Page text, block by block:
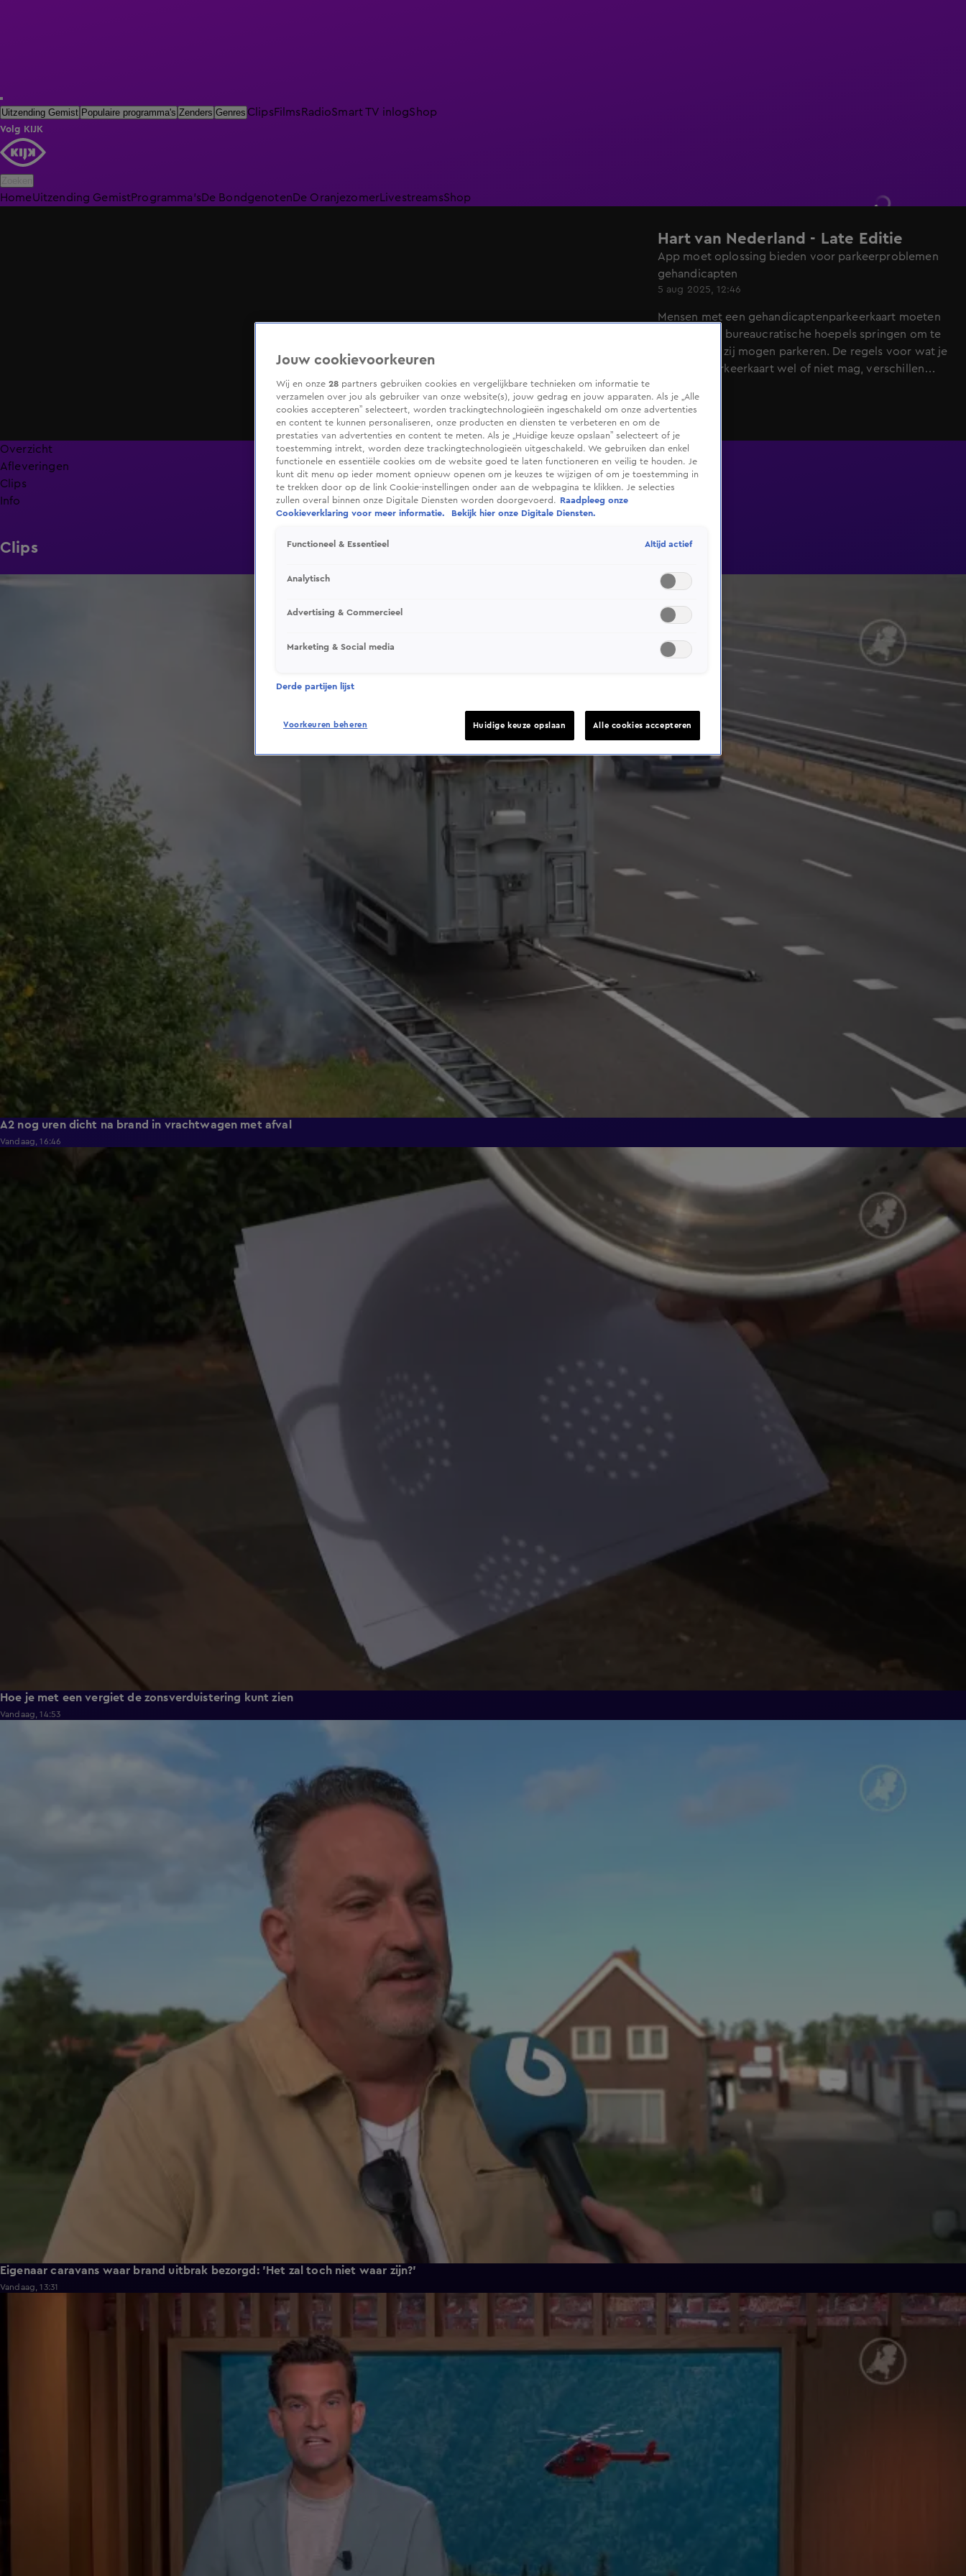
Uitzending Gemist Populaire programma's Zenders Genres ClipsFilmsRadioSmart TV inlogShop
Volg KIJK
HomeUitzending GemistProgramma'sDe BondgenotenDe Oranjezomer LivestreamsShop
Hart van Nederland - Late Editie
App moet oplossing bieden voor parkeerproblemen
gehandicapten
5 aug 2025, 12:46
Mensen met een gehandicaptenparkeerkaart moeten
door tal van bureaucratische hoepels springen om te
weten waar zij mogen parkeren. De regels voor wat je
met zo'n parkeerkaart wel of niet mag, verschillen
parkeerkaart: "Het is een regelrechte jungle."
Overzicht
Afleveringen
Clips
Info
Clips
0:41
A2 nog uren dicht na brand in vrachtwagen met afval
Vandaag, 16:46
Hoe je met een vergiet de zonsverduistering kunt zien
Vandaag, 14:53
Eigenaar caravans waar brand uitbrak bezorgd: 'Het zal toch niet waar zijn?'
Vandaag, 13:31
Jouw cookievoorkeuren
Wij en onze 28 partners gebruiken cookies en vergelijkbare technieken om informatie te
verzamelen over jou als gebruiker van onze website(s), jouw gedrag en jouw apparaten. Als je „Alle
cookies accepteren” selecteert, worden trackingtechnologieën ingeschakeld om onze advertenties
en content te kunnen personaliseren, onze producten en diensten te verbeteren en om de
prestaties van advertenties en content te meten. Als je „Huidige keuze opslaan” selecteert of je
toestemming intrekt, worden deze trackingtechnologieën uitgeschakeld. We gebruiken dan enkel
functionele en essentiële cookies om de website goed te laten functioneren en veilig te houden. Je
kunt dit menu op ieder moment opnieuw openen om je keuzes te wijzigen of om je toestemming in
te trekken door op de link Cookie-instellingen onder aan de webpagina te klikken. Je selecties
zullen overal binnen onze Digitale Diensten worden doorgevoerd.
Raadpleeg onze
Cookieverklaring voor meer informatie.
Bekijk hier onze Digitale Diensten.
Functioneel & Essentieel Altijd actief
Analytisch
Advertising & Commercieel
Marketing & Social media
Derde partijen lijst
Voorkeuren beheren Huidige keuze opslaan Alle cookies accepteren